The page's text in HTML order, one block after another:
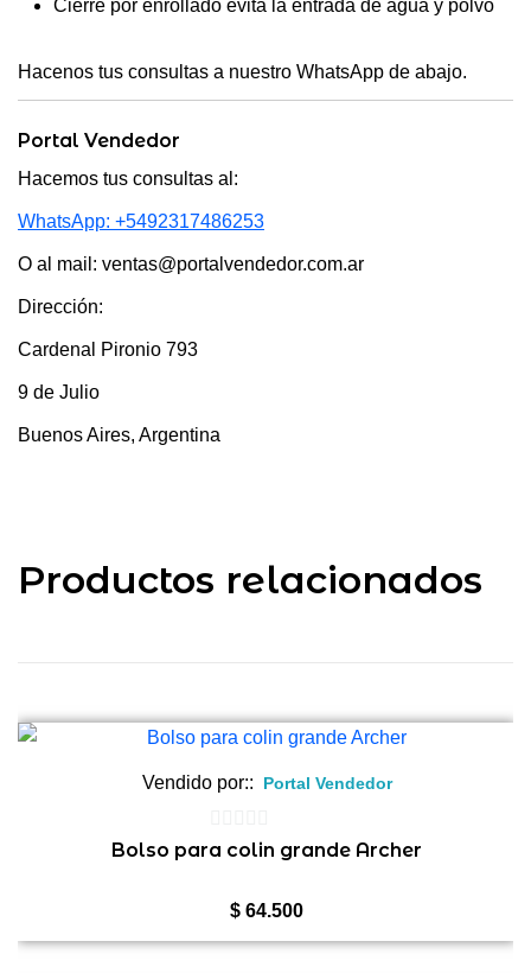
Cierre por enrollado evita la entrada de agua y polvo
Hacenos tus consultas a nuestro WhatsApp de abajo.
Portal Vendedor
Hacemos tus consultas al:
WhatsApp: +5492317486253
O al mail: ventas@portalvendedor.com.ar
Dirección:
Cardenal Pironio 793
9 de Julio
Buenos Aires, Argentina
Productos relacionados
Vendido por:: Portal Vendedor
0
Bolso para colin grande Archer
$ 64.500